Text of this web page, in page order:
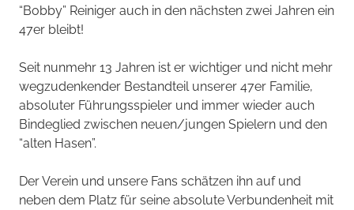
“Bobby” Reiniger auch in den nächsten zwei Jahren ein
47er bleibt!
Seit nunmehr 13 Jahren ist er wichtiger und nicht mehr
wegzudenkender Bestandteil unserer 47er Familie,
absoluter Führungsspieler und immer wieder auch
Bindeglied zwischen neuen/jungen Spielern und den
“alten Hasen”.
Der Verein und unsere Fans schätzen ihn auf und
neben dem Platz für seine absolute Verbundenheit mit